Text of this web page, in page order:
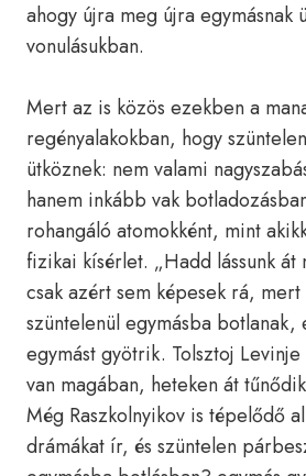
ahogy újra meg újra egymásnak
vonulásukban.
Mert az is közös ezekben a
regényalakokban, hogy
ütköznek: nem valami
hanem inkább vak
rohangáló atomokként, mint
fizikai kísérlet. „Hadd lássunk
csak azért sem képesek rá, mert
szüntelenül egymásba botlanak,
egymást gyötrik. Tolsztoj
van magában, heteken át
Még Raszkolnyikov is tépelődő
drámákat ír, és szüntelen